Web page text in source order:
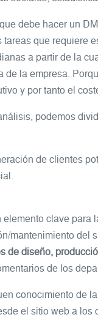
debe hacer un
que requiere
a partir de la
de la empresa.
y por tanto el
podemos
de clientes
clave para
mantenimiento del
de diseño,
de los
conocimiento de
el sitio web a los